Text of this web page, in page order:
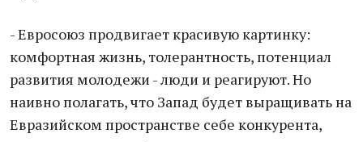
- Евросоюз продвигает красивую картинку:
комфортная жизнь, толерантность, потенциал
развития молодежи - люди и реагируют. Но
наивно полагать, что Запад будет выращивать на
Евразийском пространстве себе конкурента,